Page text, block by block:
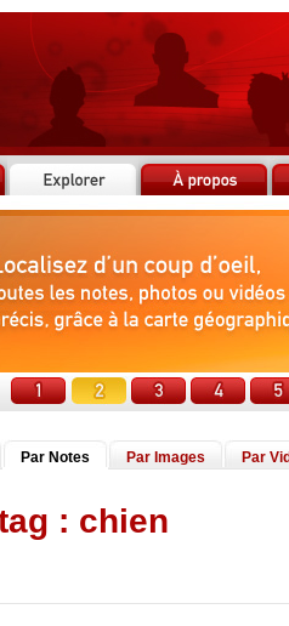
Par Notes Par Images Par
: chien